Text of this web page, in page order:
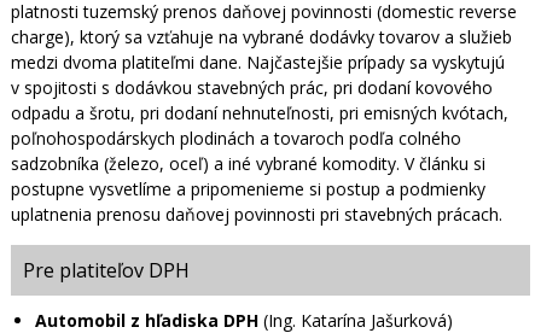
platnosti tuzemský prenos daňovej povinnosti (domestic reverse
charge), ktorý sa vzťahuje na vybrané dodávky tovarov a služieb
medzi dvoma platiteľmi dane. Najčastejšie prípady sa vyskytujú
v spojitosti s dodávkou stavebných prác, pri dodaní kovového
odpadu a šrotu, pri dodaní nehnuteľnosti, pri emisných kvótach,
poľnohospodárskych plodinách a tovaroch podľa colného
sadzobníka (železo, oceľ) a iné vybrané komodity. V článku si
postupne vysvetlíme a pripomenieme si postup a podmienky
uplatnenia prenosu daňovej povinnosti pri stavebných prácach.
Pre platiteľov DPH
Automobil z hľadiska DPH (Ing. Katarína Jašurková)